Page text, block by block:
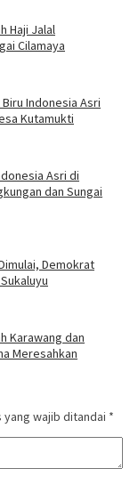
Haji Jalal
Cilamaya
Indonesia Asri
Kutamukti
Asri di
dan Sungai
Demokrat
Karawang dan
Meresahkan
yang wajib ditandai *